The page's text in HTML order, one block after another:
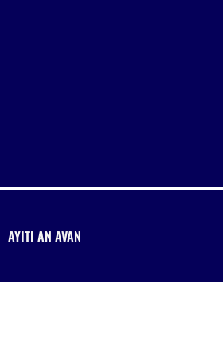
AYITI AN AVAN